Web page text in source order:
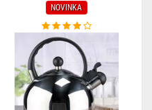
NOVINKA